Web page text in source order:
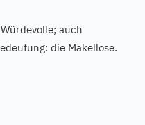
auch
die Makellose.